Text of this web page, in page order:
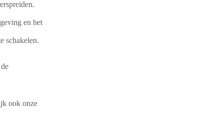
en het
schakelen.
ook onze